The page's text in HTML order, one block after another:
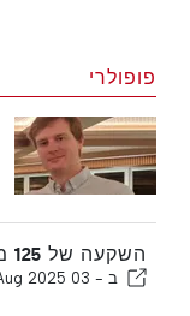
פופולרי
השקעה של 125 מיליון אירו בפיתוח אלגרבה
ב - 03 Aug 2025